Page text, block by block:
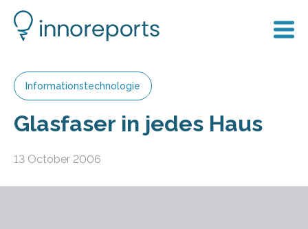
Informationstechnologie
Glasfaser in jedes Haus
13 October 2006